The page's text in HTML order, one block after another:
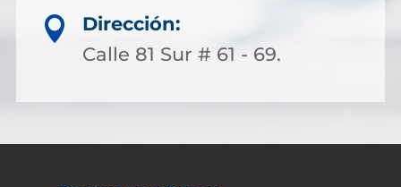

Dirección:
Calle 81 Sur # 61 - 69.